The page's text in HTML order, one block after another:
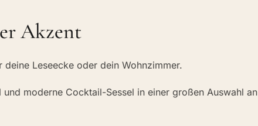
Akzent
Leseecke oder dein Wohnzimmer.
moderne Cocktail-Sessel in einer großen Auswahl an